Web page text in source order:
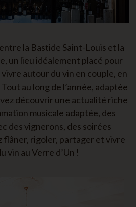
la Bastide Saint-Louis et la
un lieu idéalement placé pour
autour du vin en couple, en
au long de l’année, adaptée
découvrir une actualité riche
musicale adaptée, des
des vignerons, des soirées
rigoler, partager et vivre
vin au Verre d’Un !